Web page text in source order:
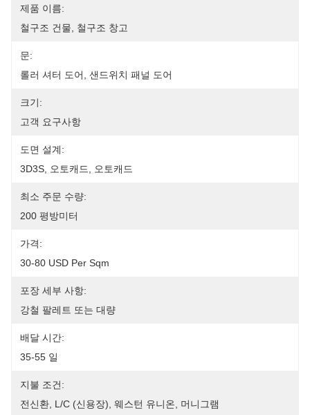
제품 이름:
철구조 건물, 철구조 창고
문:
롤러 셔터 도어, 샌드위치 패널 도어
크기:
고객 요구사항
도면 설계:
3D3S, 오토캐드, 오토캐드
최소 주문 수량:
200 평방미터
가격:
30-80 USD Per Sqm
포장 세부 사항:
강철 팔레트 또는 대량
배달 시간:
35-55 일
지불 조건:
전신환, L/C (신용장), 웨스턴 유니온, 머니그램